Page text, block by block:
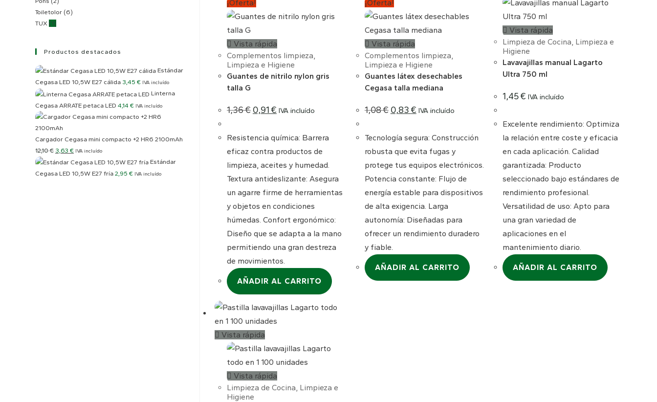
¡Oferta!
Vista rápida
Complementos limpieza,
Limpieza e Higiene
Guantes de nitrilo nylon gris
talla G
1,36€ El
precio
1,36 €.
0,91 € El
precio
0,91 €.
IVA incluído
Resistencia química: Barrera
eficaz contra productos de
limpieza, aceites y humedad.
Textura antideslizante: Asegura
un agarre firme de herramientas
y objetos en condiciones
húmedas. Confort ergonómico:
Diseño que se adapta a la mano
permitiendo una gran destreza
de movimientos.
AÑADIR AL CARRITO
¡Oferta!
Vista rápida
Complementos limpieza,
Limpieza e Higiene
Guantes látex desechables
Cegasa talla mediana
1,08€ El
precio
1,08 €.
0,83 €El
precio
0,83 €.
IVA incluído
Tecnología segura: Construcción
robusta que evita fugas y
protege tus equipos electrónicos.
Potencia constante: Flujo de
energía estable para dispositivos
de alta exigencia. Larga
autonomía: Diseñadas para
ofrecer un rendimiento duradero
y fiable.
AÑADIR AL CARRITO
Vista rápida
Limpieza de Cocina, Limpieza e
Higiene
Lavavajillas manual Lagarto
Ultra 750 ml
1,45€ IVA incluído
Excelente rendimiento: Optimiza
la relación entre coste y eficacia
en cada aplicación. Calidad
garantizada: Producto
seleccionado bajo estándares de
rendimiento profesional.
Versatilidad de uso: Apto para
una gran variedad de
aplicaciones en el
mantenimiento diario.
AÑADIR AL CARRITO
Vista rápida
Vista rápida
Limpieza de Cocina Limpieza e
Higiene
Toiletolor (6)
TUX (1)
Productos destacados
Estándar
Cegasa LED 10,5W E27 cálida 3,45 € IVA incluído
Linterna
Cegasa ARRATE petaca LED 4,14 € IVA incluído
Cargador Cegasa mini compacto +2 HR6 2100mAh
12,10€ El
precio
original
3,63 €El
precio
actual
IVA incluído
Estándar
Cegasa LED 10,5W E27 fría 2,95 € IVA incluído